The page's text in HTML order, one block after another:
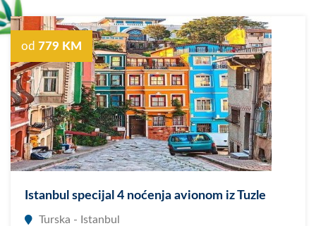
od 779 KM
Istanbul specijal 4 noćenja avionom iz Tuzle
Turska - Istanbul